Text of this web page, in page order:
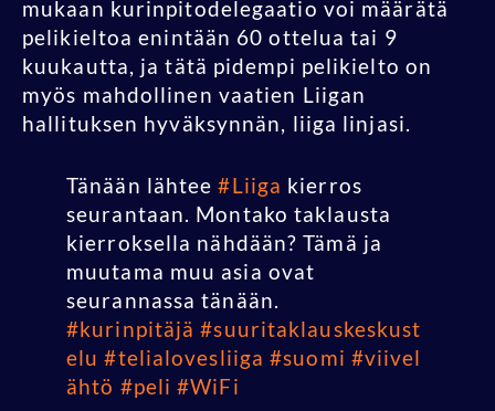
mukaan kurinpitodelegaatio voi määrätä
pelikieltoa enintään 60 ottelua tai 9
kuukautta, ja tätä pidempi pelikielto on
myös mahdollinen vaatien Liigan
hallituksen hyväksynnän, liiga linjasi.
Tänään lähtee#Liiga kierros
seurantaan. Montako taklausta
kierroksella nähdään? Tämä ja
muutama muu asia ovat
seurannassa tänään.
#kurinpitäjä #suuritaklauskeskust
elu #telialovesliiga #suomi #viivel
ähtö #peli #WiFi